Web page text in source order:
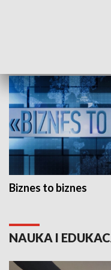
Biznes to biznes
NAUKA I